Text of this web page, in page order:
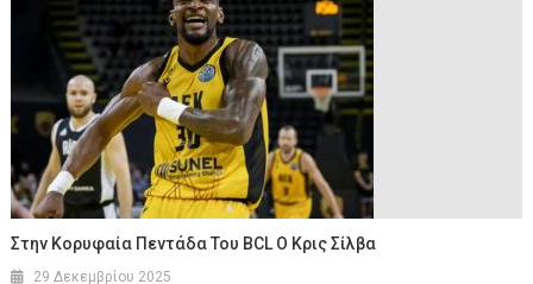
Στην Κορυφαία Πεντάδα Του BCL Ο Κρις Σίλβα
29 Δεκεμβρίου 2025